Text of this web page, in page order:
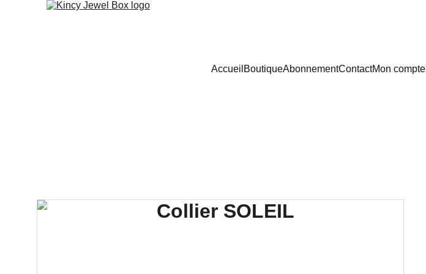
Accueil BoutiqueAbonnementContactMon compte